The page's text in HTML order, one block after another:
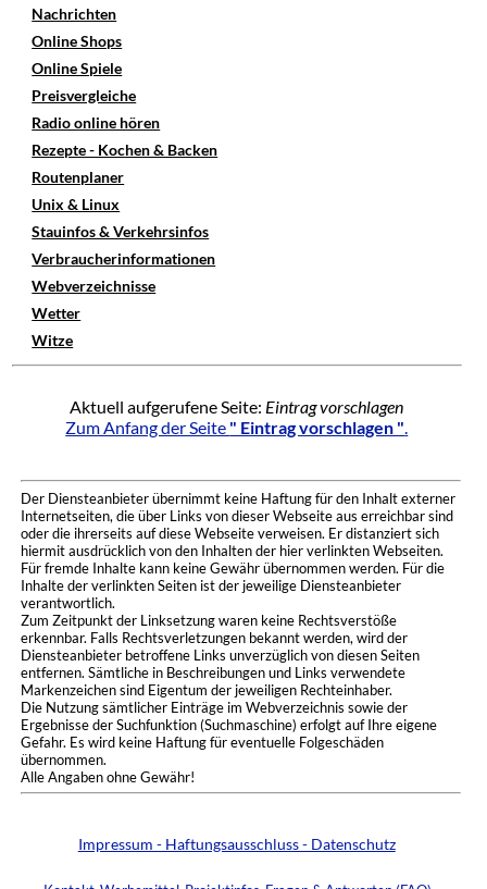
Nachrichten
Online Shops
Online Spiele
Preisvergleiche
Radio online hören
Rezepte - Kochen & Backen
Routenplaner
Unix & Linux
Stauinfos & Verkehrsinfos
Verbraucherinformationen
Webverzeichnisse
Wetter
Witze
Aktuell aufgerufene Seite: Eintrag vorschlagen
Zum Anfang der Seite " Eintrag vorschlagen ".
Der Diensteanbieter übernimmt keine Haftung für den Inhalt externer
Internetseiten, die über Links von dieser Webseite aus erreichbar sind
oder die ihrerseits auf diese Webseite verweisen. Er distanziert sich
hiermit ausdrücklich von den Inhalten der hier verlinkten Webseiten.
Für fremde Inhalte kann keine Gewähr übernommen werden. Für die
Inhalte der verlinkten Seiten ist der jeweilige Diensteanbieter
verantwortlich.
Zum Zeitpunkt der Linksetzung waren keine Rechtsverstöße
erkennbar. Falls Rechtsverletzungen bekannt werden, wird der
Diensteanbieter betroffene Links unverzüglich von diesen Seiten
entfernen. Sämtliche in Beschreibungen und Links verwendete
Markenzeichen sind Eigentum der jeweiligen Rechteinhaber.
Die Nutzung sämtlicher Einträge im Webverzeichnis sowie der
Ergebnisse der Suchfunktion (Suchmaschine) erfolgt auf Ihre eigene
Gefahr. Es wird keine Haftung für eventuelle Folgeschäden
übernommen.
Alle Angaben ohne Gewähr!
Impressum - Haftungsausschluss - Datenschutz